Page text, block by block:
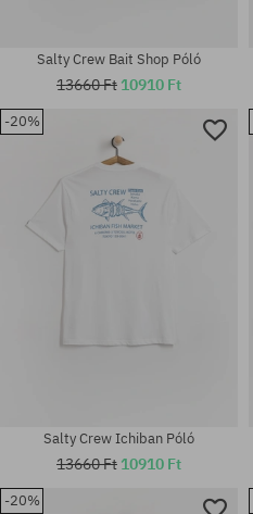
Elérhető méretek:
Salty Crew Bait Shop Póló
13660 Ft 10910 Ft
-20%
Salty Crew Ichiban Póló
13660 Ft 10910 Ft
-20%